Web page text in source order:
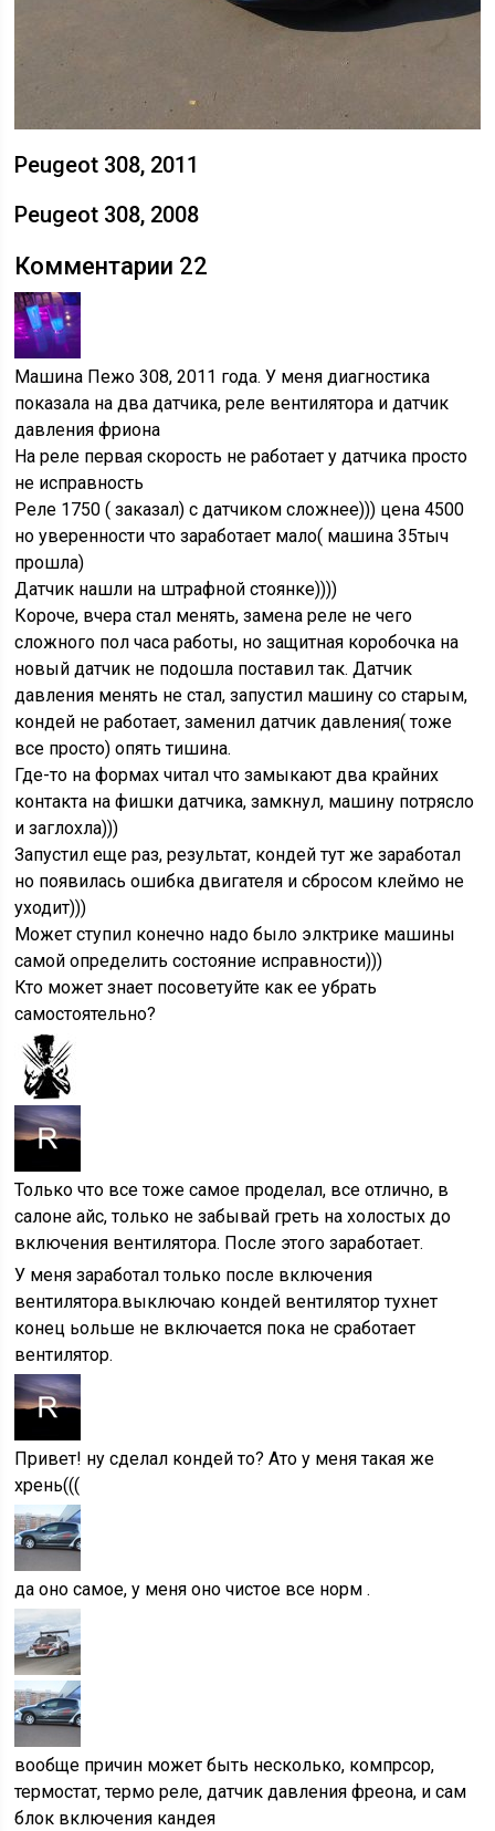
Peugeot 308, 2011
Peugeot 308, 2008
Комментарии 22
Машина Пежо 308, 2011 года. У меня диагностика
показала на два датчика, реле вентилятора и датчик
давления фриона
На реле первая скорость не работает у датчика просто
не исправность
Реле 1750 ( заказал) с датчиком сложнее))) цена 4500
но уверенности что заработает мало( машина 35тыч
прошла)
Датчик нашли на штрафной стоянке))))
Короче, вчера стал менять, замена реле не чего
сложного пол часа работы, но защитная коробочка на
новый датчик не подошла поставил так. Датчик
давления менять не стал, запустил машину со старым,
кондей не работает, заменил датчик давления( тоже
все просто) опять тишина.
Где-то на формах читал что замыкают два крайних
контакта на фишки датчика, замкнул, машину потрясло
и заглохла)))
Запустил еще раз, результат, кондей тут же заработал
но появилась ошибка двигателя и сбросом клеймо не
уходит)))
Может ступил конечно надо было элктрике машины
самой определить состояние исправности)))
Кто может знает посоветуйте как ее убрать
самостоятельно?
Только что все тоже самое проделал, все отлично, в
салоне айс, только не забывай греть на холостых до
включения вентилятора. После этого заработает.
У меня заработал только после включения
вентилятора.выключаю кондей вентилятор тухнет
конец ьольше не включается пока не сработает
вентилятор.
Привет! ну сделал кондей то? Ато у меня такая же
хрень(((
да оно самое, у меня оно чистое все норм .
вообще причин может быть несколько, компрсор,
термостат, термо реле, датчик давления фреона, и сам
блок включения кандея